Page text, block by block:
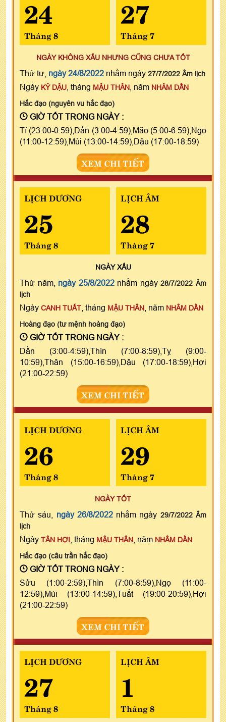
24
Tháng 8
27
Tháng 7
NGÀY KHÔNG XẤU NHƯNG CŨNG CHƯA TỐT
Thứ tư, ngày 24/8/2022 nhằm ngày 27/7/2022 Âm lịch
Ngày KỶ DẬU , tháng MẬU THÂN , năm NHÂM DẦN
Hắc đạo (nguyên vu hắc đạo)
GIỜ TỐT TRONG NGÀY :
Tí (23:00-0:59),Dần (3:00-4:59),Mão (5:00-6:59),Ngọ
(11:00-12:59),Mùi (13:00-14:59),Dậu (17:00-18:59)
XEM CHI TIẾT
LỊCH DƯƠNG
25
Tháng 8
LỊCH ÂM
28
Tháng 7
NGÀYXẤU
Thứ năm, ngày 25/8/2022nhằm ngày28/7/2022 Âm
lịch
Ngày CANH TUẤT , tháng MẬU THÂN , năm NHÂM DẦN
Hoàng đạo (tư mệnh hoàng đạo)
GIỜ TỐT TRONG NGÀY :
Dần (3:00-4:59),Thìn (7:00-8:59),Tỵ (9:00-
10:59),Thân (15:00-16:59),Dậu (17:00-18:59),Hợi
(21:00-22:59)
XEM CHI TIẾT
LỊCH DƯƠNG
26
Tháng 8
LỊCH ÂM
29
Tháng 7
NGÀY TỐT
Thứ sáu, ngày 26/8/2022nhằm ngày 29/7/2022 Âm
lịch
Ngày TÂN HỢI , tháng MẬU THÂN , năm NHÂM DẦN
Hắc đạo (câu trần hắc đạo)
GIỜ TỐT TRONG NGÀY :
Sửu (1:00-2:59),Thìn (7:00-8:59),Ngọ (11:00-
12:59),Mùi (13:00-14:59),Tuất (19:00-20:59),Hợi
(21:00-22:59)
XEM CHI TIẾT
LỊCH DƯƠNG
27
Tháng 8
LỊCH ÂM
1
Tháng 8